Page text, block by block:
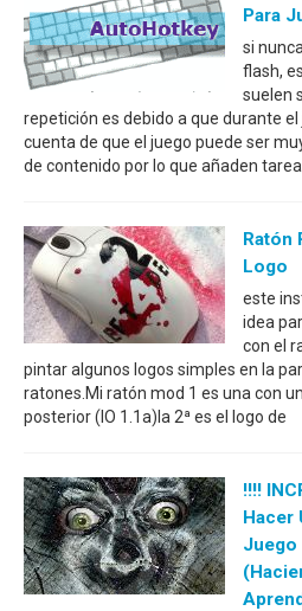
Para
si
flash,
suelen
repetición es debido a que durante
cuenta de que el juego puede ser
de contenido por lo que añaden
Ratón
Logo
este
idea
con el
pintar algunos logos simples en la
ratones.Mi ratón mod 1 es una con
posterior (IO 1.1a)la 2ª es el logo de
!!!!
Hacer
Juego